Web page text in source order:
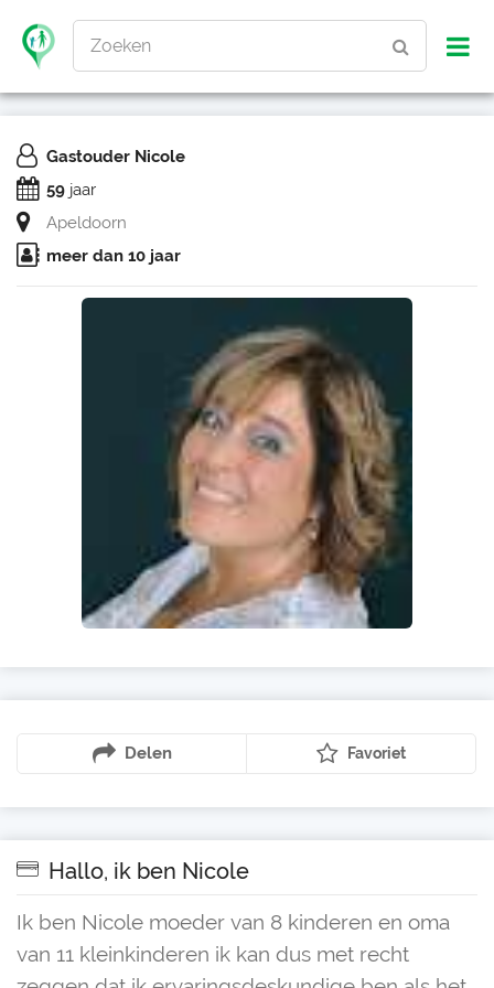
Zoeken
Gastouder Nicole
59 jaar
Apeldoorn
meer dan 10 jaar
Delen Favoriet
Hallo, ik ben Nicole
Ik ben Nicole moeder van 8 kinderen en oma
van 11 kleinkinderen ik kan dus met recht